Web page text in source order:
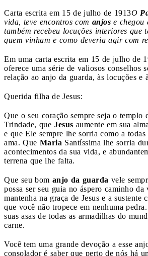
Carta escrita em 15 de julho de 1913O
vida, teve encontros com anjos e chegou
também recebeu locuções interiores que
quem vinham e como deveria agir com
Em uma carta escrita em 15 de julho de
oferece uma série de valiosos conselhos
relação ao anjo da guarda, às locuções e à
Querida filha de Jesus:
Que o seu coração sempre seja o templo
Trindade, que Jesus aumente em sua
e que Ele sempre lhe sorria como a todas
ama. Que Maria Santíssima lhe sorria
acontecimentos da sua vida, e
terrena que lhe falta.
Que seu bom anjo da guarda vele
possa ser seu guia no áspero caminho da
mantenha na graça de Jesus e a sustente
que você não tropece em nenhuma
suas asas de todas as armadilhas do
carne.
Você tem uma grande devoção a esse
consolador é saber que perto de nós há